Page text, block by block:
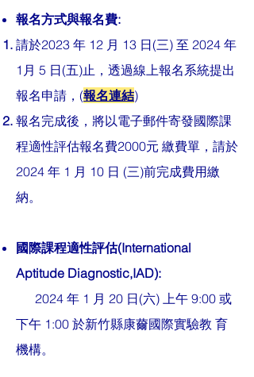
報名方式與報名費:
請於2023 年 12 月 13 日(三) 至 2024 年
1月 5 日(五)止， 透過線上報名系統提出
報名申請，(報名連結)
報名完成後，將以電子郵件寄發國際課
程適性評估報名費2000元 繳費單，請於
2024 年 1 月 10 日 (三)前完成費用繳
納。
國際課程適性評估(International
Aptitude Diagnostic,IAD):
2024 年 1 月 20 日(六) 上午 9:00 或
下午 1:00 於新竹縣康薾國際實驗教 育
機構。